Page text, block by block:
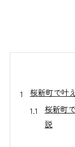
桜新町で叶
桜新町
説
ネイル